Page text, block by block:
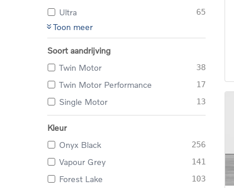
Ultra 65
Toon meer
Soort aandrijving
Twin Motor
38
Twin Motor Performance 17
Single Motor 13
Kleur
Onyx Black
256
Vapour Grey 141
Forest Lake 103